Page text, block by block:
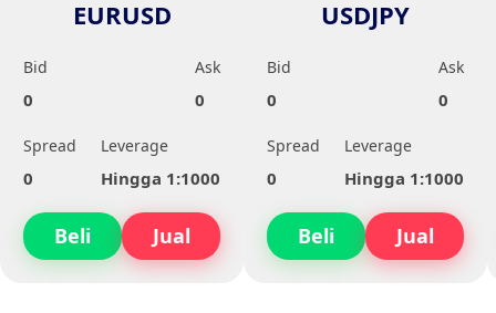
EURUSD
Bid
0
Ask
0
Spread
0
Leverage
Hingga 1:1000
Beli Jual
USDJPY
Bid
0
Ask
0
Spread
0
Leverage
Hingga 1:1000
Beli Jual